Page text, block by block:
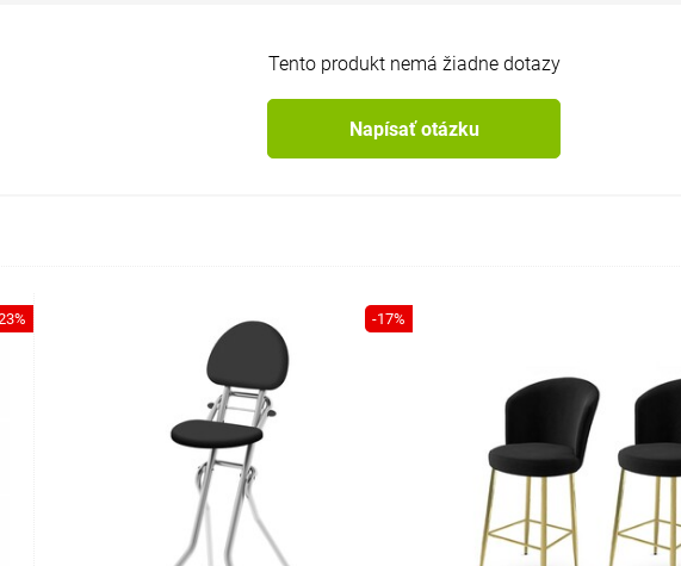
Tento produkt nemá žiadne dotazy
Napísať otázku
-17%